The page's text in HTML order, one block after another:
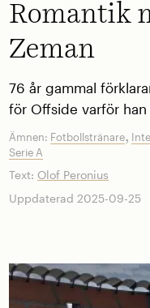
Romantik
Zeman
76 år gammal
för Offside varför
Ämnen: Fotbollstränare,
Serie A
Text: Olof Peronius
Uppdaterad 2025-09-25